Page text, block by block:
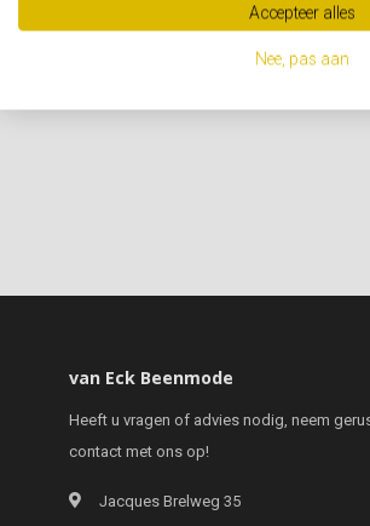
van Eck Beenmode
Heeft u vragen of advies nodig, neem
contact met ons op!
Jacques Brelweg 35
Accepteer alles
Nee, pas aan